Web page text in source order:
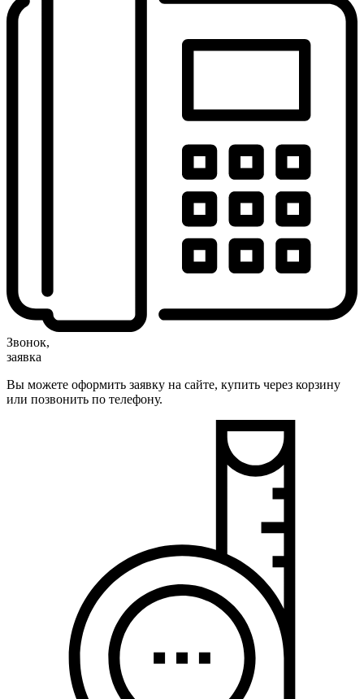
Звонок,
заявка
Вы можете оформить заявку на сайте, купить через корзину
или позвонить по телефону.